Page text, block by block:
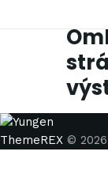
ThemeREX ©